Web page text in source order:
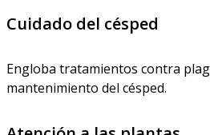
Cuidado del césped
Engloba tratamientos contra
mantenimiento del césped.